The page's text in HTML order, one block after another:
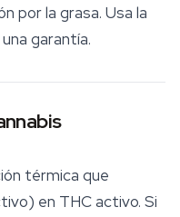
por la grasa. Usa la
garantía.
térmica que
en THC activo. Si